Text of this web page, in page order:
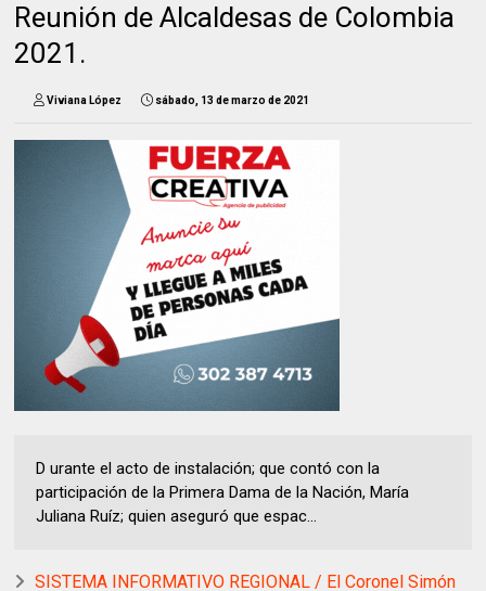
Reunión de Alcaldesas de Colombia
2021.
Viviana López sábado, 13 de marzo de 2021
D urante el acto de instalación; que contó con la
participación de la Primera Dama de la Nación, María
Juliana Ruíz; quien aseguró que espac...
SISTEMA INFORMATIVO REGIONAL / El Coronel Simón